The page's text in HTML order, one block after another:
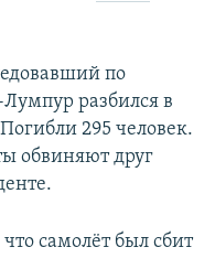
по
разбился в
295 человек.
обвиняют друг
самолёт был сбит